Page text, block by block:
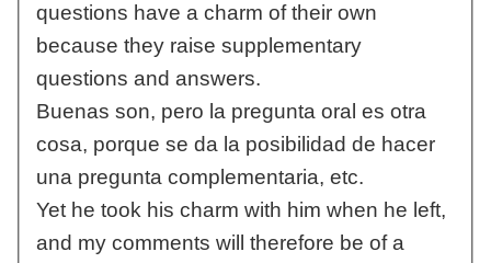
questions have a charm of their own
because they raise supplementary
questions and answers.
Buenas son, pero la pregunta oral es otra
cosa, porque se da la posibilidad de hacer
una pregunta complementaria, etc.
Yet he took his charm with him when he left,
and my comments will therefore be of a